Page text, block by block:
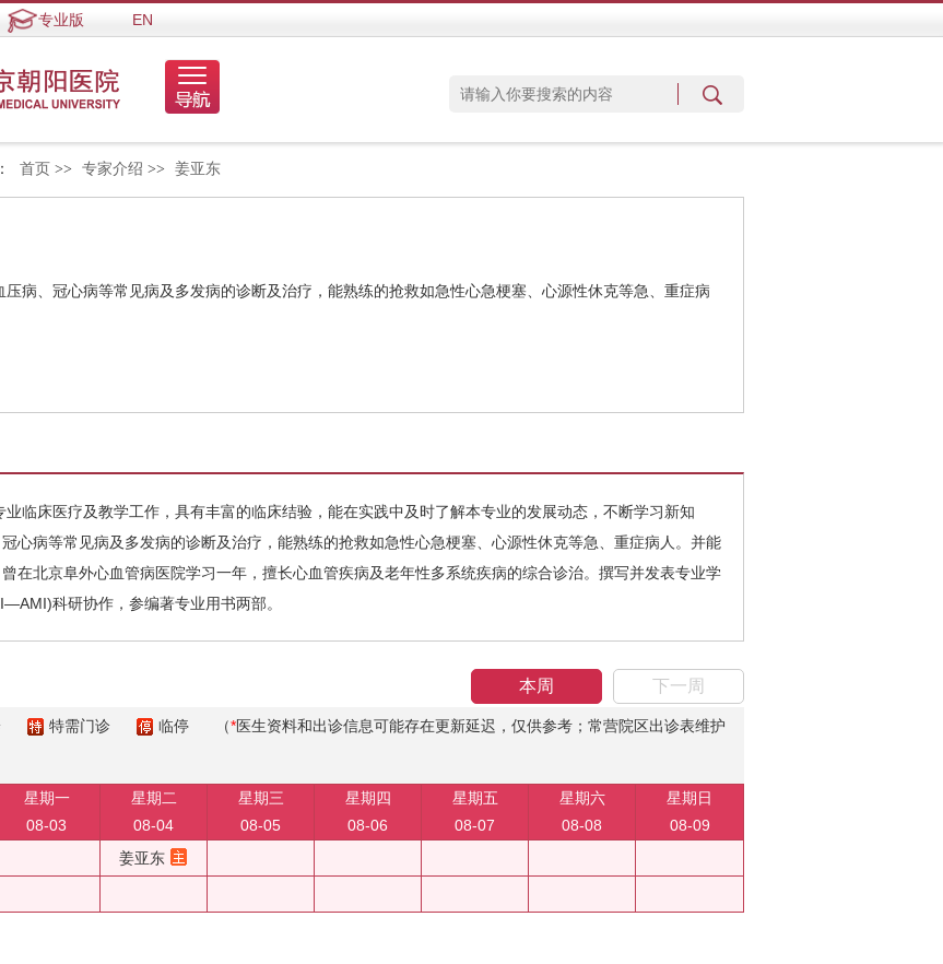
专业版 EN
首页 >> 专家介绍 >> 姜亚东
病、冠心病等常见病及多发病的诊断及治疗，能熟练的抢救如急性心急梗塞、心源性休克等急、重症病
床医疗及教学工作，具有丰富的临床结验，能在实践中及时了解本专业的发展动态，不断学习新知
心病等常见病及多发病的诊断及治疗，能熟练的抢救如急性心急梗塞、心源性休克等急、重症病人。并能
在北京阜外心血管病医院学习一年，擅长心血管疾病及老年性多系统疾病的综合诊治。撰写并发表专业学
科研协作，参编著专业用书两部。
本周 下一周
特需门诊 临停 （*医生资料和出诊信息可能存在更新延迟，仅供参考；常营院区出诊表维护
星期一
08-03
星期二
08-04
星期三
08-05
星期四
08-06
星期五
08-07
星期六
08-08
星期日
08-09
姜亚东